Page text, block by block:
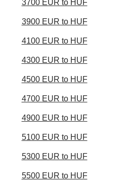
3700 EUR to HUF
3900 EUR to HUF
4100 EUR to HUF
4300 EUR to HUF
4500 EUR to HUF
4700 EUR to HUF
4900 EUR to HUF
5100 EUR to HUF
5300 EUR to HUF
5500 EUR to HUF